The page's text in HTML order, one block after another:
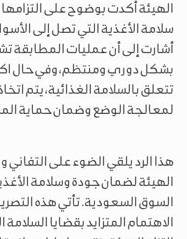
الهيئة أكدت بوضوح على
سلامة الأغذية التي تصل إلى
أشارت إلى أن عمليات
بشكل دوري ومنتظم، وفي حال
تتعلق بالسلامة الغذائية، يتم
لمعالجة الوضع وضمان حماية
هذا الرد يلقي الضوء على التفاني
الهيئة لضمان جودة وسلامة
السوق السعودية. تأتي هذه
الاهتمام المتزايد بقضايا